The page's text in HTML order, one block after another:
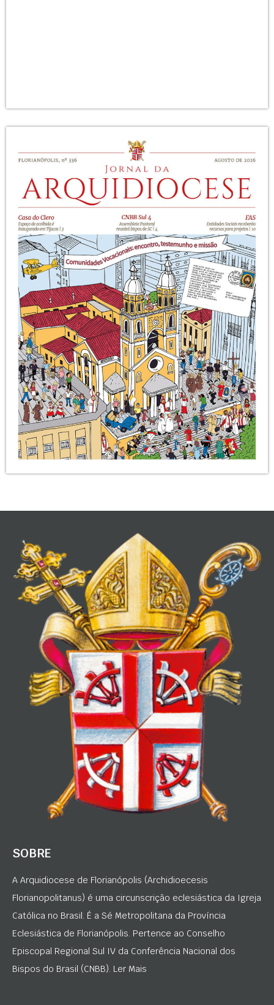
SOBRE
A Arquidiocese de Florianópolis (Archidioecesis
Florianopolitanus) é uma circunscrição eclesiástica da Igreja
Católica no Brasil. É a Sé Metropolitana da Província
Eclesiástica de Florianópolis. Pertence ao Conselho
Episcopal Regional Sul IV da Conferência Nacional dos
Bispos do Brasil (CNBB). Ler Mais